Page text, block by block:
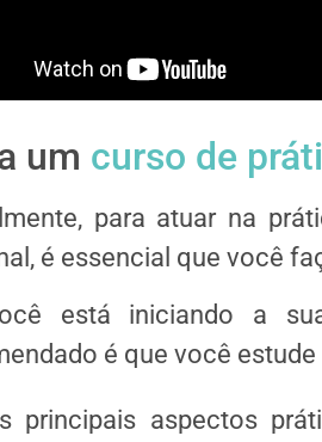
um curso de
para atuar na
é essencial que você
está iniciando a
é que você
principais aspectos